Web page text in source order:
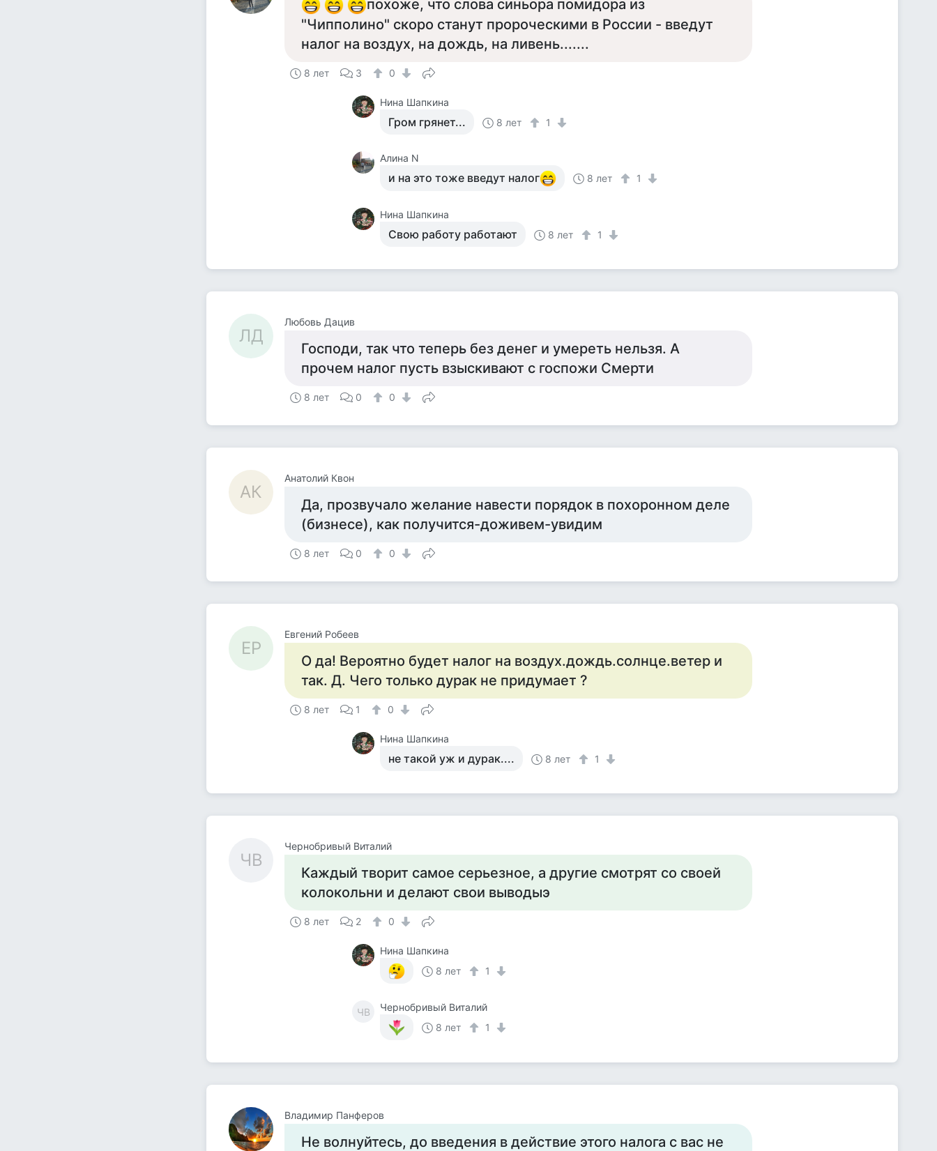
похоже, что слова синьора помидора из
"Чипполино" скоро станут пророческими в России - введут
налог на воздух, на дождь, на ливень.......
8 лет 3 0
Нина Шапкина
Гром грянет... 8 лет 1
Алина N
и на это тоже введут налог 8 лет 1
Нина Шапкина
Свою работу работают 8 лет 1
ЛД
Любовь Дацив
Господи, так что теперь без денег и умереть нельзя. А
прочем налог пусть взыскивают с госпожи Смерти
8 лет 0 0
АК
Анатолий Квон
Да, прозвучало желание навести порядок в похоронном деле
(бизнесе), как получится-доживем-увидим
8 лет 0 0
ЕР
Евгений Робеев
О да! Вероятно будет налог на воздух.дождь.солнце.ветер и
так. Д. Чего только дурак не придумает ?
8 лет 1 0
Нина Шапкина
не такой уж и дурак.... 8 лет 1
ЧВ
Чернобривый Виталий
Каждый творит самое серьезное, а другие смотрят со своей
колокольни и делают свои выводыэ
8 лет 2 0
Нина Шапкина
8 лет
1
ЧВ
Чернобривый Виталий
8 лет
1
Владимир Панферов
Не волнуйтесь, до введения в действие этого налога с вас не